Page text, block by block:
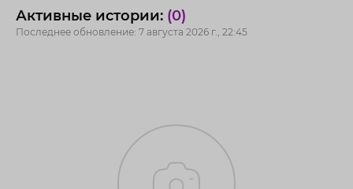
Активные истории: (0)
Последнее обновление: 7 августа 2026 г., 22:45